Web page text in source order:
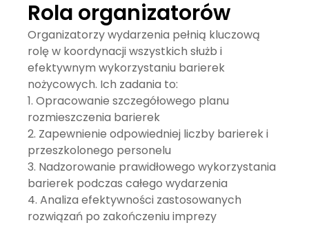
Rola organizatorów
Organizatorzy wydarzenia pełnią kluczową
rolę w koordynacji wszystkich służb i
efektywnym wykorzystaniu barierek
nożycowych. Ich zadania to:
Opracowanie szczegółowego planu
rozmieszczenia barierek
Zapewnienie odpowiedniej liczby barierek i
przeszkolonego personelu
Nadzorowanie prawidłowego wykorzystania
barierek podczas całego wydarzenia
Analiza efektywności zastosowanych
rozwiązań po zakończeniu imprezy